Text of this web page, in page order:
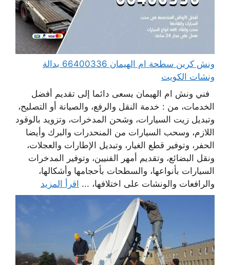
ونش كرين سطحة ام الهيمان 66400336 بدالة
ونشات الكويت
فني ونش ام الهيمان يسعى دائما إلى تقديم أفضل
الخدمات، من : خدمة النقل والرفع، والصيانة أو التصليح،
وتبديل زيت السيارات، وشحن المدخرات، وتزويد بالوقود
اللازم، وسحب السيارات من المنحدرات والبرك وأيضا
الحفر، وتوفير قطع الغيار، وتبديل الإطارات والعجلات،
ونقل البضائع، وتقديم أمهر الفنيين، وتوفير المدخرات
السيارات بأنواعها، والسطحات بأحجامها وأشكالها،
والرافعات والونشات على اختلافها، ... اقرأ المزيد